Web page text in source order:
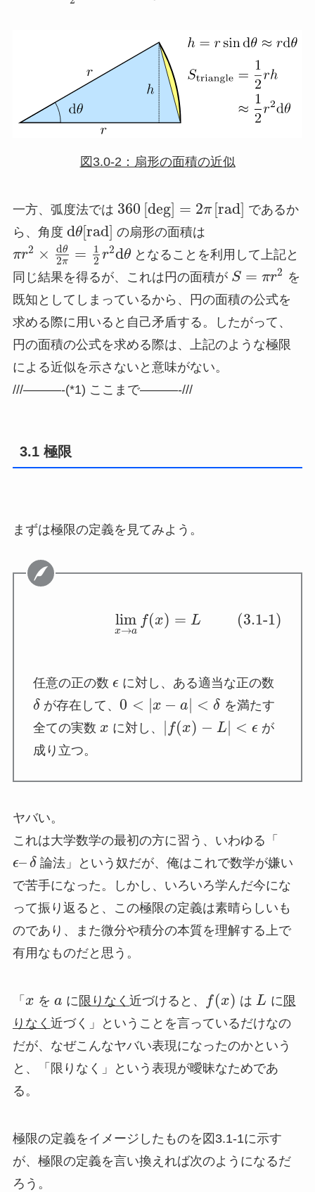
図3.0-2：扇形の面積の近似
一方、弧度法では 360 [deg] = 2π [rad] であるか
ら、角度 dθ[rad] の扇形の面積は
πr2 × dθ
2π =
1
2 r2dθ となることを利用して上記と
同じ結果を得るが、これは円の面積が S = πr2 を
既知としてしまっているから、円の面積の公式を
求める際に用いると自己矛盾する。したがって、
円の面積の公式を求める際は、上記のような極限
による近似を示さないと意味がない。
///———-(*1) ここまで———-///
3.1 極限
まずは極限の定義を見てみよう。
lim
x→a
f(x) = L (3.1-1)
任意の正の数 ϵに対し、ある適当な正の数
δ が存在して、0 < |x − a| < δ を満たす
全ての実数 x に対し、 | f(x) − L| < ϵ が
成り立つ。
ヤバい。
これは大学数学の最初の方に習う、いわゆる「
ϵ–δ 論法」という奴だが、俺はこれで数学が嫌い
で苦手になった。しかし、いろいろ学んだ今にな
って振り返ると、この極限の定義は素晴らしいも
のであり、また微分や積分の本質を理解する上で
有用なものだと思う。
「 x をa に 限りなく近づけると、 f(x) は L に 限
りなく 近づく」ということを言っているだけなの
だが、なぜこんなヤバい表現になったのかという
と、「限りなく」という表現が曖昧なためであ
る。
極限の定義をイメージしたものを図3.1-1に示す
が、極限の定義を言い換えれば次のようになるだ
ろう。